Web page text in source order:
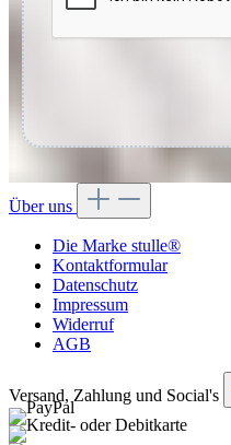
Über uns
Die Marke stulle®
Kontaktformular
Datenschutz
Impressum
Widerruf
AGB
Versand, Zahlung und Social's